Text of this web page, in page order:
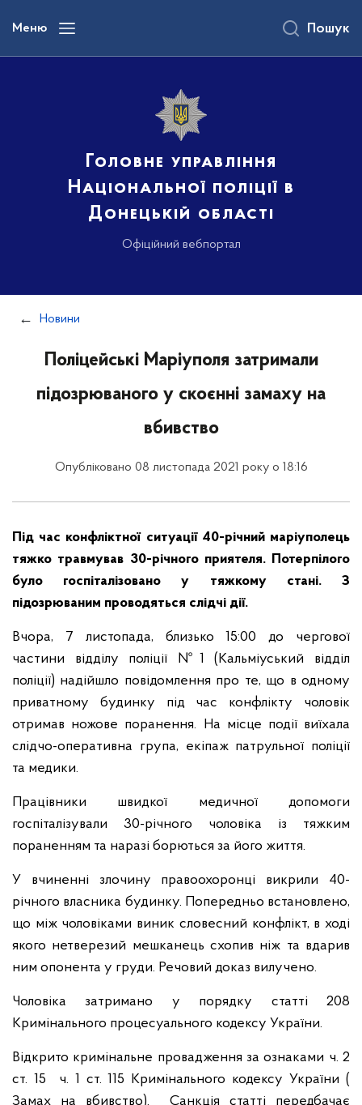
вмісту
Меню
Головне управління
Національної поліції в
Донецькій області
Офіційний вебпортал
Пошук
Новини
Поліцейські Маріуполя затримали
підозрюваного у скоєнні замаху на
вбивство
Опубліковано 08 листопада 2021 року о 18:16
Під час конфліктної ситуації 40-річний маріуполець
тяжко травмував 30-річного приятеля. Потерпілого
було госпіталізовано у тяжкому стані. З
підозрюваним проводяться слідчі дії.
Вчора, 7 листопада, близько 15:00 до чергової
частини відділу поліції №1 (Кальміуський відділ
поліції) надійшло повідомлення про те, що в одному
приватному будинку під час конфлікту чоловік
отримав ножове поранення. На місце події виїхала
слідчо-оперативна група, екіпаж патрульної поліції
та медики.
Працівники швидкої медичної допомоги
госпіталізували 30-річного чоловіка із тяжким
пораненням та наразі борються за його життя.
У вчиненні злочину правоохоронці викрили 40-
річного власника будинку. Попередньо встановлено,
що між чоловіками виник словесний конфлікт, в ході
якого нетверезий мешканець схопив ніж та вдарив
ним опонента у груди. Речовий доказ вилучено.
Чоловіка затримано у порядку статті 208
Кримінального процесуального кодексу України.
Відкрито кримінальне провадження за ознаками ч. 2
ст. 15 ч. 1 ст. 115 Кримінального кодексу України (
Замах на вбивство). Санкція статті передбачає